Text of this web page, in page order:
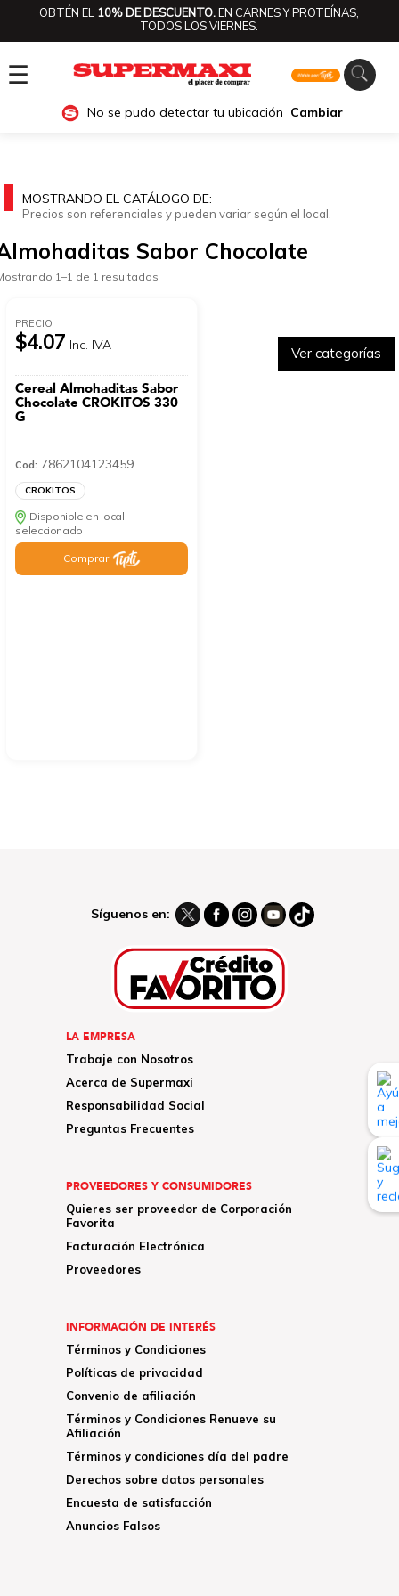
OBTÉN EL 10% DE DESCUENTO.EN CARNES Y PROTEÍNAS,
TODOS LOS VIERNES.
☰
No se pudo detectar tu ubicación Cambiar
Ver categorías
MOSTRANDO EL CATÁLOGO DE:
Precios son referenciales y pueden variar según el local.
Sabor Chocolate
1–1 de 1 resultados
PRECIO
$4.07 Inc. IVA
Cereal Almohaditas Sabor
Chocolate CROKITOS 330
G
Cod: 7862104123459
CROKITOS
Disponible en local
seleccionado
Comprar
Síguenos en:
LA EMPRESA
Trabaje con Nosotros
Acerca de Supermaxi
Responsabilidad Social
Preguntas Frecuentes
PROVEEDORES Y CONSUMIDORES
Quieres ser proveedor de Corporación
Favorita
Facturación Electrónica
Proveedores
INFORMACIÓN DE INTERÉS
Términos y Condiciones
Políticas de privacidad
Convenio de afiliación
Términos y Condiciones Renueve su
Afiliación
Términos y condiciones día del padre
Derechos sobre datos personales
Encuesta de satisfacción
Anuncios Falsos